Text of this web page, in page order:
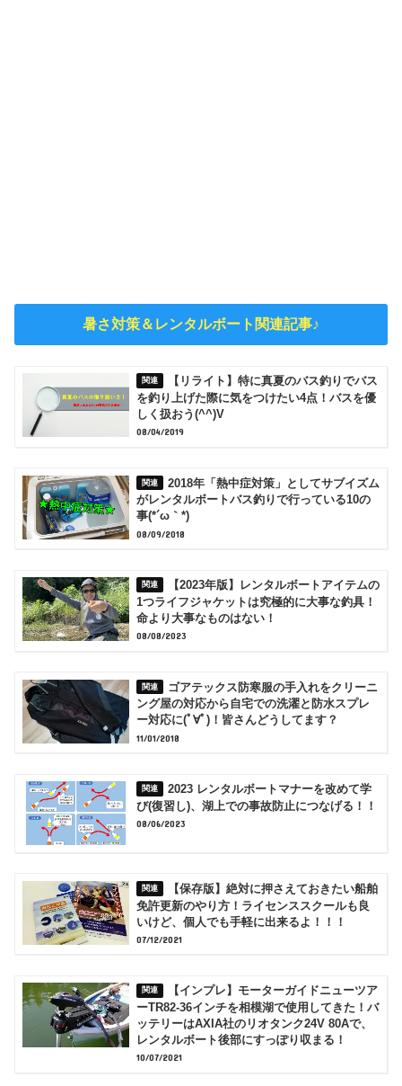
暑さ対策＆レンタルボート関連記事♪
【リライト】特に真夏のバス釣りでバス
を釣り上げた際に気をつけたい4点！バスを優
しく扱おう(^^)V
08/04/2019
2018年「熱中症対策」としてサブイズム
がレンタルボートバス釣りで行っている10の
事(*´ω｀*)
08/09/2018
【2023年版】レンタルボートアイテムの
1つライフジャケットは究極的に大事な釣具！
命より大事なものはない！
08/08/2023
ゴアテックス防寒服の手入れをクリーニ
ング屋の対応から自宅での洗濯と防水スプレ
ー対応に(ﾟ∀ﾟ)！皆さんどうしてます？
11/01/2018
2023 レンタルボートマナーを改めて学
び(復習し)、湖上での事故防止につなげる！！
08/06/2023
【保存版】絶対に押さえておきたい船舶
免許更新のやり方！ライセンススクールも良
いけど、個人でも手軽に出来るよ！！！
07/12/2021
【インプレ】モーターガイドニューツア
ーTR82-36インチを相模湖で使用してきた！バ
ッテリーはAXIA社のリオタンク24V 80Aで、
レンタルボート後部にすっぽり収まる！
10/07/2021